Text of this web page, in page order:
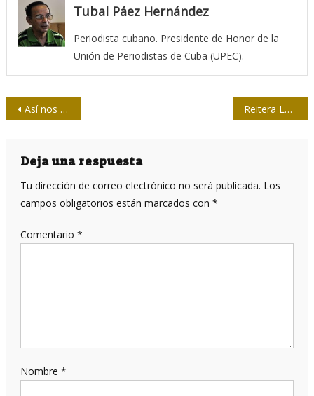
Tubal Páez Hernández
Periodista cubano. Presidente de Honor de la
Unión de Periodistas de Cuba (UPEC).
Navegación
entradas
Así nos ven desde Argentina: Cuba es un laboratorio de ingenio en la red global Reitera López Obrador denuncia de manipulación informativa contra México
Deja una respuesta
Tu dirección de correo electrónico no será publicada. Los
campos obligatorios están marcados con *
Comentario *
Nombre *